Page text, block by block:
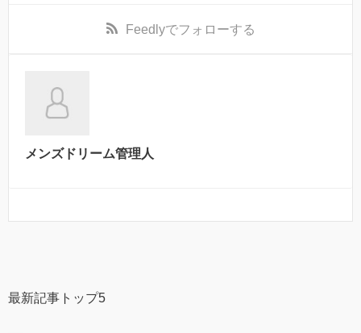
Feedlyでフォローする
メンズドリーム管理人
最新記事トップ5